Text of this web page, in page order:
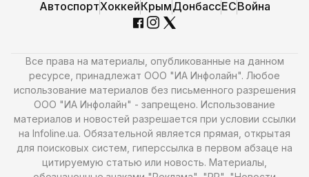
АвтоспортХоккейКрымДонбассЕСВойна
Все права на материалы, опубликованные на данном
ресурсе, принадлежат ООО "ИА Инфолайн". Любое
использование материалов без письменного разрешения
ООО "ИА Инфолайн" - запрещено. Использование
материалов и новостей разрешается при условии ссылки
на Infoline.ua. Обязательной является прямая, открытая
для поисковых систем, гиперссылка в первом абзаце на
цитируемую статью или новость. Материалы,